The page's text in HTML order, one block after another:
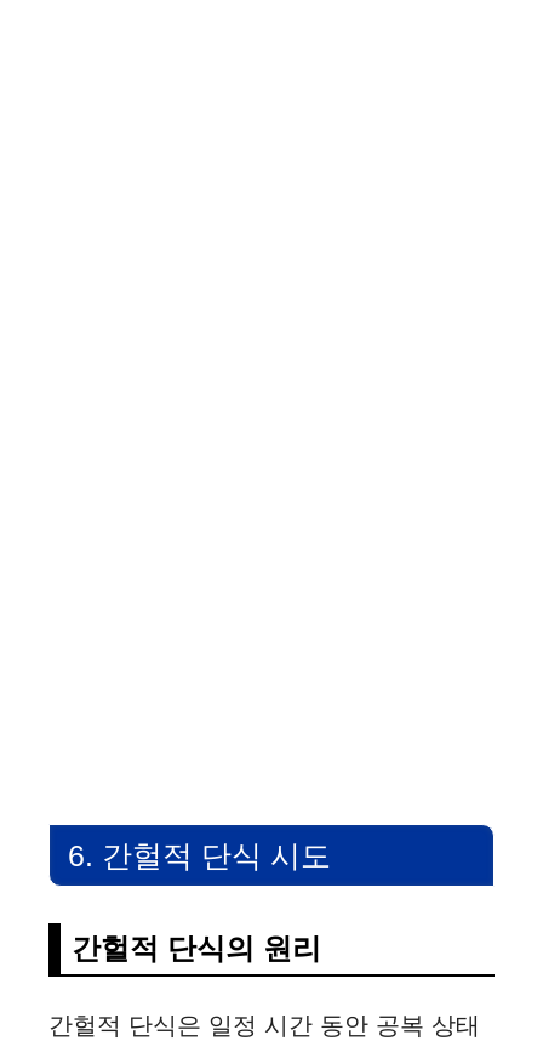
6. 간헐적 단식 시도
간헐적 단식의 원리
간헐적 단식은 일정 시간 동안 공복 상태